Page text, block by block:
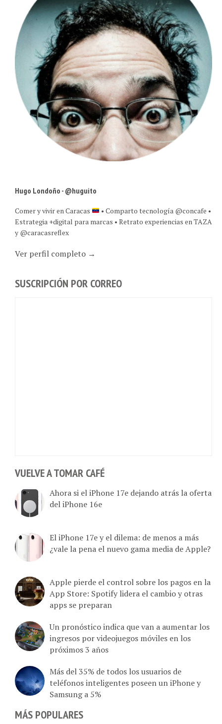
Hugo Londoño - @huguito
Comer y vivir en Caracas
• Comparto tecnología @concafe •
Estrategia +digital para marcas • Retrato experiencias en TAZA
y @caracasreflex
Ver perfil completo →
SUSCRIPCIÓN POR CORREO
VUELVE A TOMAR CAFÉ
Ahora si el iPhone 17e dejando atrás la oferta
del iPhone 16e
El iPhone 17e y el dilema: de menos a más
¿vale la pena el nuevo gama media de Apple?
Apple pierde el control sobre los pagos en la
App Store: Spotify lidera el cambio y otras
apps se preparan
Un pronóstico indica que van a aumentar los
ingresos por videojuegos móviles en los
próximos 3 años
Más del 35% de todos los usuarios de
teléfonos inteligentes poseen un iPhone y
Samsung a 5%
MÁS POPULARES